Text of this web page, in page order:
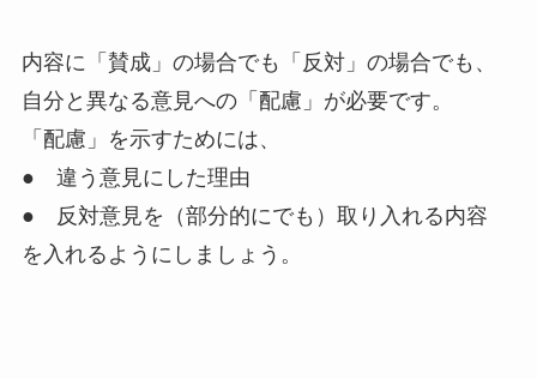
内容に「賛成」の場合でも「反対」の場合でも、
自分と異なる意見への「配慮」が必要です。
「配慮」を示すためには、
● 違う意見にした理由
● 反対意見を（部分的にでも）取り入れる内容
を入れるようにしましょう。